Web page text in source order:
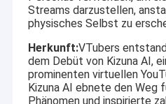
Streams darzustellen,
physisches Selbst zu
Herkunft:VTubers
dem Debüt von Kizuna AI,
prominenten virtuellen
Kizuna AI ebnete den Weg
Phänomen und inspirierte